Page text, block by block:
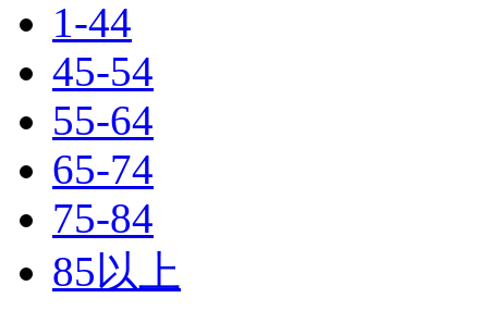
1-44
45-54
55-64
65-74
75-84
85以上